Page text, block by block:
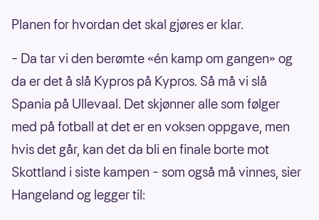
Planen for hvordan det skal gjøres er klar.
– Da tar vi den berømte «én kamp om gangen» og
da er det å slå Kypros på Kypros. Så må vi slå
Spania på Ullevaal. Det skjønner alle som følger
med på fotball at det er en voksen oppgave, men
hvis det går, kan det da bli en finale borte mot
Skottland i siste kampen – som også må vinnes, sier
Hangeland og legger til: